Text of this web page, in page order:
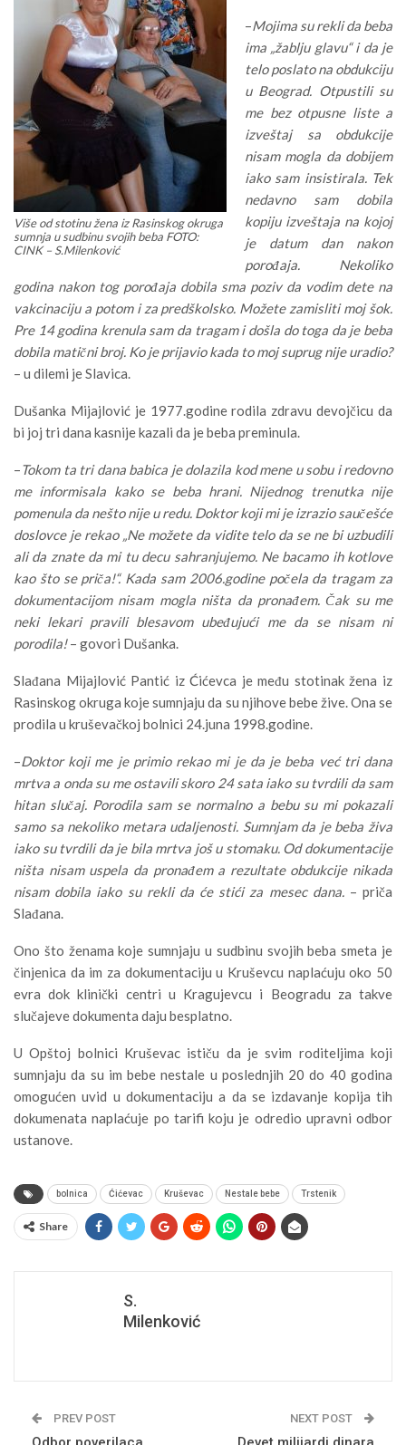
Više od stotinu žena iz Rasinskog okruga
sumnja u sudbinu svojih beba FOTO:
CINK – S.Milenković
–Mojima su rekli da beba
ima „žablju glavu“ i da je
telo poslato na obdukciju
u Beograd. Otpustili su
me bez otpusne liste a
izveštaj sa obdukcije
nisam mogla da dobijem
iako sam insistirala. Tek
nedavno sam dobila
kopiju izveštaja na kojoj
je datum dan nakon
porođaja. Nekoliko
godina nakon tog porođaja dobila sma poziv da vodim dete na
vakcinaciju a potom i za predškolsko. Možete zamisliti moj šok.
Pre 14 godina krenula sam da tragam i došla do toga da je beba
dobila matični broj. Ko je prijavio kada to moj suprug nije uradio?
– u dilemi je Slavica.
Dušanka Mijajlović je 1977.godine rodila zdravu devojčicu da
bi joj tri dana kasnije kazali da je beba preminula.
–Tokom ta tri dana babica je dolazila kod mene u sobu i redovno
me informisala kako se beba hrani. Nijednog trenutka nije
pomenula da nešto nije u redu. Doktor koji mi je izrazio saučešće
doslovce je rekao „Ne možete da vidite telo da se ne bi uzbudili
ali da znate da mi tu decu sahranjujemo. Ne bacamo ih kotlove
kao što se priča!“. Kada sam 2006.godine počela da tragam za
dokumentacijom nisam mogla ništa da pronađem. Čak su me
neki lekari pravili blesavom ubeđujući me da se nisam ni
porodila!– govori Dušanka.
Slađana Mijajlović Pantić iz Ćićevca je među stotinak žena iz
Rasinskog okruga koje sumnjaju da su njihove bebe žive. Ona se
prodila u kruševačkoj bolnici 24.juna 1998.godine.
–Doktor koji me je primio rekao mi je da je beba već tri dana
mrtva a onda su me ostavili skoro 24 sata iako su tvrdili da sam
hitan slučaj. Porodila sam se normalno a bebu su mi pokazali
samo sa nekoliko metara udaljenosti. Sumnjam da je beba živa
iako su tvrdili da je bila mrtva još u stomaku. Od dokumentacije
ništa nisam uspela da pronađem a rezultate obdukcije nikada
nisam dobila iako su rekli da će stići za mesec dana.– priča
Slađana.
Ono što ženama koje sumnjaju u sudbinu svojih beba smeta je
činjenica da im za dokumentaciju u Kruševcu naplaćuju oko 50
evra dok klinički centri u Kragujevcu i Beogradu za takve
slučajeve dokumenta daju besplatno.
U Opštoj bolnici Kruševac ističu da je svim roditeljima koji
sumnjaju da su im bebe nestale u poslednjih 20 do 40 godina
omogućen uvid u dokumentaciju a da se izdavanje kopija tih
dokumenata naplaćuje po tarifi koju je odredio upravni odbor
ustanove.
bolnica Ćićevac Kruševac Nestale bebe Trstenik
Share
S.
Milenković
PREV POST NEXT POST